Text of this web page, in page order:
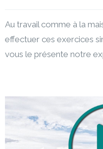
Au travail comme à la
effectuer ces exercices
vous le présente notre